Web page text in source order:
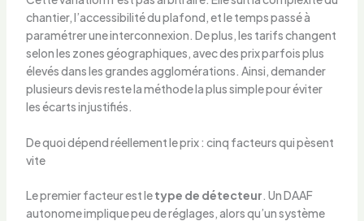
chantier, l’accessibilité du plafond, et le temps passé à
paramétrer une interconnexion. De plus, les tarifs changent
selon les zones géographiques, avec des prix parfois plus
élevés dans les grandes agglomérations. Ainsi, demander
plusieurs devis reste la méthode la plus simple pour éviter
les écarts injustifiés.
De quoi dépend réellement le prix : cinq facteurs qui pèsent
vite
Le premier facteur est letype de détecteur. Un DAAF
autonome implique peu de réglages, alors qu’un système